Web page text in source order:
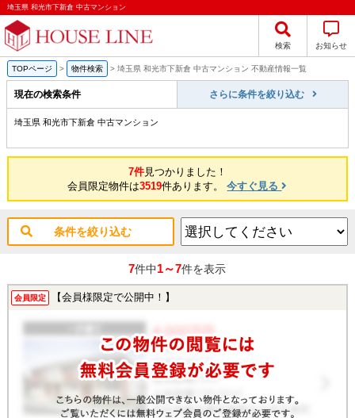
埼玉県 和光市下新倉 中古マンション
検索 お知らせ
TOPページ > 物件検索 > 埼玉県 和光市下新倉 中古マンション 不動産情報一覧
現在の検索条件 さらに条件を絞り込む
埼玉県 和光市下新倉 中古マンション
7件見つかりました！
会員限定物件は3519件あります。今すぐ見る
条件を絞り込む
7件中1～7件を表示
会員限定 【会員様限定で公開中！】